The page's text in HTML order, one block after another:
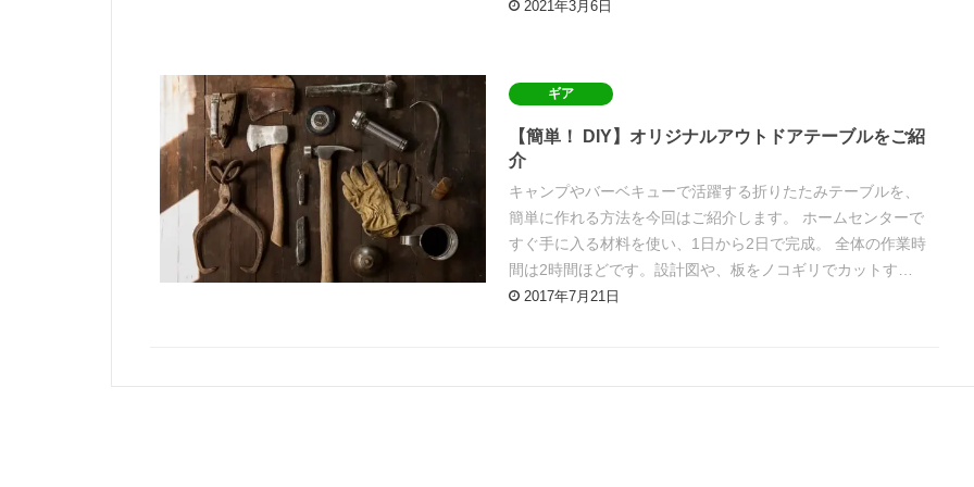
2021年3月6日
ギア
【簡単！ DIY】オリジナルアウトドアテーブルをご紹
介
キャンプやバーベキューで活躍する折りたたみテーブルを、
簡単に作れる方法を今回はご紹介します。 ホームセンターで
すぐ手に入る材料を使い、1日から2日で完成。 全体の作業時
間は2時間ほどです。設計図や、板をノコギリでカットす…
2017年7月21日